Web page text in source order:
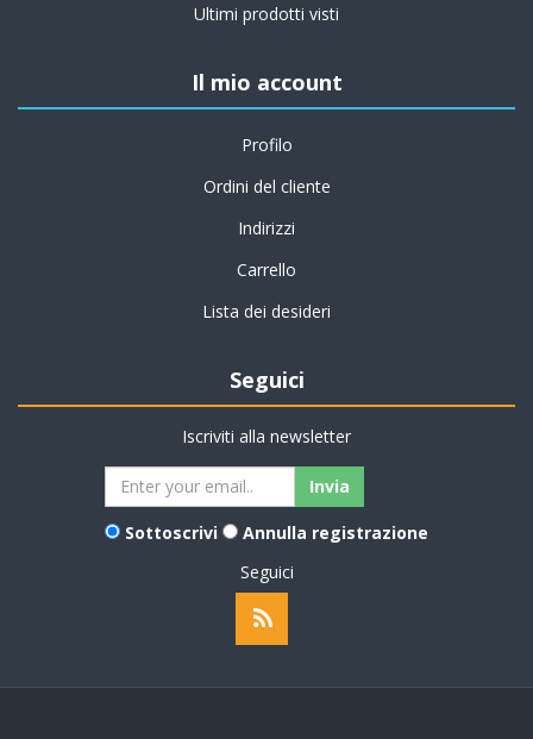
Ultimi prodotti visti
Il mio account
Profilo
Ordini del cliente
Indirizzi
Carrello
Lista dei desideri
Seguici
Iscriviti alla newsletter
Sottoscrivi
Annulla registrazione
Seguici